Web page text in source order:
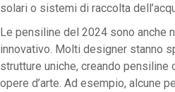
solari o sistemi di raccolta
Le pensiline del 2024 sono anche
innovativo. Molti designer stanno
strutture uniche, creando pensiline
opere d’arte. Ad esempio, alcune